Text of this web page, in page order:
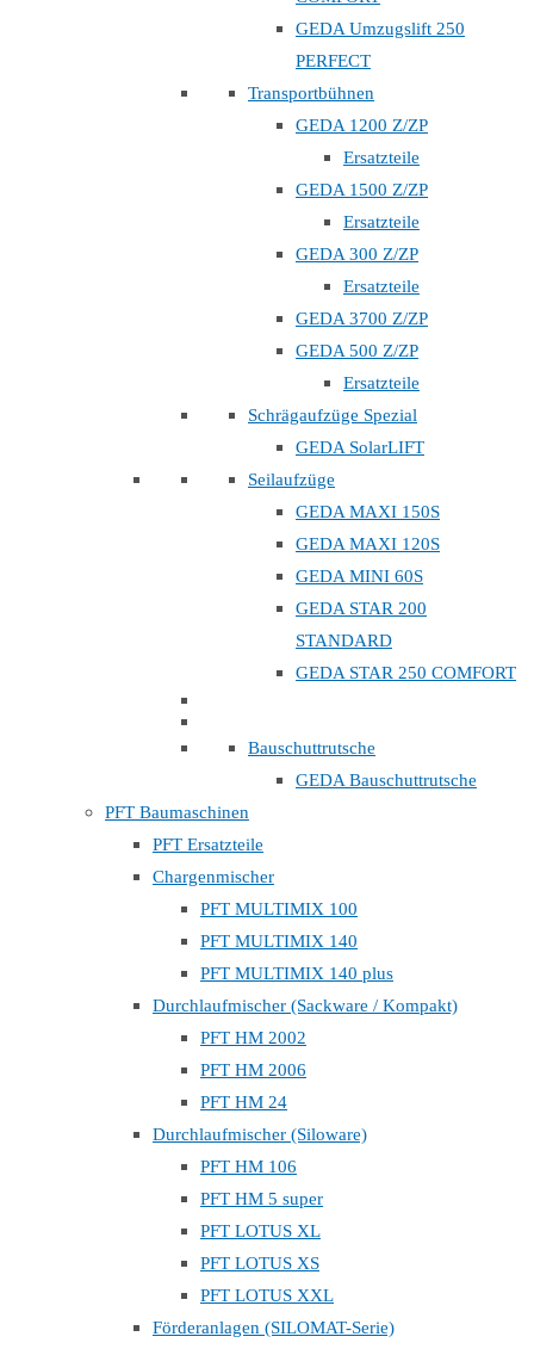
GEDA Umzugslift 250
PERFECT
Transportbühnen
GEDA 1200 Z/ZP
Ersatzteile
GEDA 1500 Z/ZP
Ersatzteile
GEDA 300 Z/ZP
Ersatzteile
GEDA 3700 Z/ZP
GEDA 500 Z/ZP
Ersatzteile
Schrägaufzüge Spezial
GEDA SolarLIFT
Seilaufzüge
GEDA MAXI 150S
GEDA MAXI 120S
GEDA MINI 60S
GEDA STAR 200
STANDARD
GEDA STAR 250 COMFORT
Bauschuttrutsche
GEDA Bauschuttrutsche
PFT Baumaschinen
PFT Ersatzteile
Chargenmischer
PFT MULTIMIX 100
PFT MULTIMIX 140
PFT MULTIMIX 140 plus
Durchlaufmischer (Sackware / Kompakt)
PFT HM 2002
PFT HM 2006
PFT HM 24
Durchlaufmischer (Siloware)
PFT HM 106
PFT HM 5 super
PFT LOTUS XL
PFT LOTUS XS
PFT LOTUS XXL
Förderanlagen (SILOMAT-Serie)